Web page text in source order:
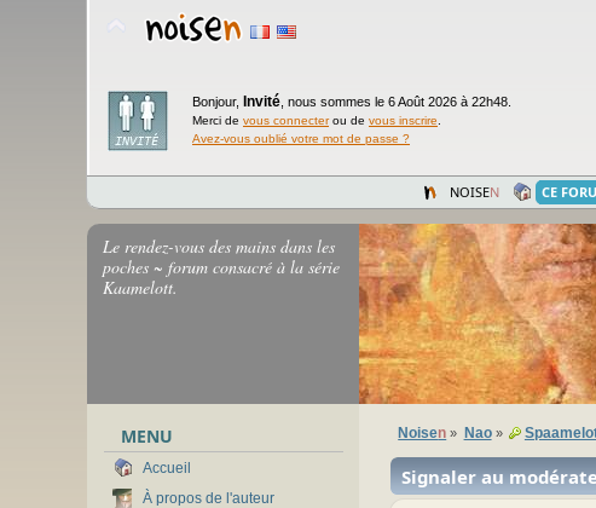
Bonjour, Invité nous sommes le 6 Août 2026 à 22h48.
Merci de vous connecterou de vous inscrire
Avez-vous oublié votre mot de passe ?
NOISEN CE
Le rendez-vous des mains dans les
poches ~ forum consacré à la série
Kaamelott.
MENU
Accueil
À propos de l'auteur
Noisen » Nao»
Signaler au